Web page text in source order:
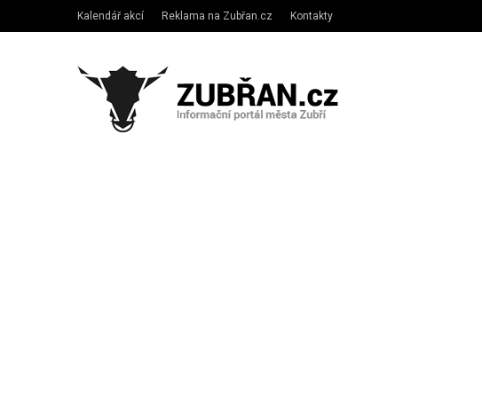
Kalendář akcí Reklama na Zubřan.cz Kontakty